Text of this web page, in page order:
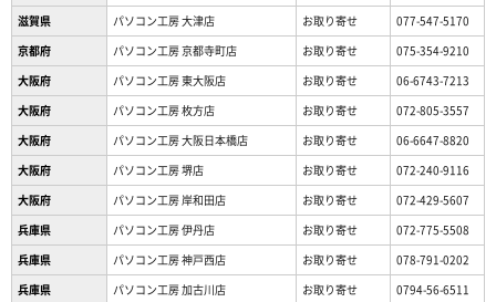
滋賀県 パソコン工房 大津店 お取り寄せ
077-547-5170
京都府
パソコン工房 京都寺町店 お取り寄せ
075-354-9210
大阪府
パソコン工房 東大阪店 お取り寄せ
06-6743-7213
大阪府
パソコン工房 枚方店 お取り寄せ
072-805-3557
大阪府
パソコン工房 大阪日本橋店 お取り寄せ
06-6647-8820
大阪府
パソコン工房 堺店 お取り寄せ
072-240-9116
大阪府
パソコン工房 岸和田店 お取り寄せ
072-429-5607
兵庫県
パソコン工房 伊丹店 お取り寄せ
072-775-5508
兵庫県
パソコン工房 神戸西店 お取り寄せ
078-791-0202
兵庫県
パソコン工房 加古川店 お取り寄せ
0794-56-6511